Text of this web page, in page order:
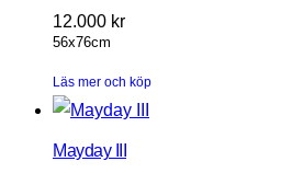
12.000 kr
56x76cm
Läs mer och köp
Mayday III